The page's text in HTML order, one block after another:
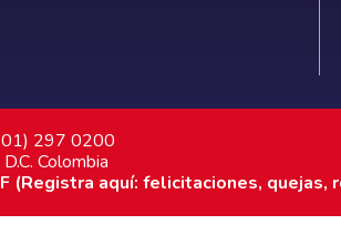
297 0200
Colombia
(Registra aquí: felicitaciones,